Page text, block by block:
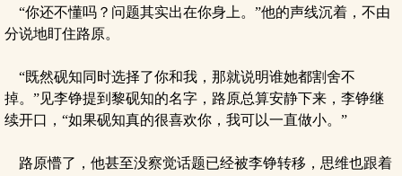
“你还不懂吗？问题其实出在你身上。”他的声线沉着，不由
分说地盯住路原。
“既然砚知同时选择了你和我，那就说明谁她都割舍不
掉。”见李铮提到黎砚知的名字，路原总算安静下来，李铮继
续开口，“如果砚知真的很喜欢你，我可以一直做小。”
路原懵了，他甚至没察觉话题已经被李铮转移，思维也跟着